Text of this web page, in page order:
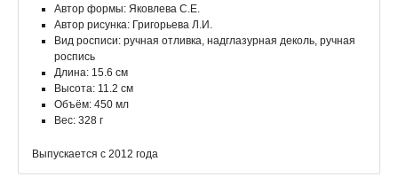
Автор формы: Яковлева С.Е.
Автор рисунка: Григорьева Л.И.
Вид росписи: ручная отливка, надглазурная деколь, ручная
роспись
Длина: 15.6 см
Высота: 11.2 см
Объём: 450 мл
Вес: 328 г
Выпускается с 2012 года